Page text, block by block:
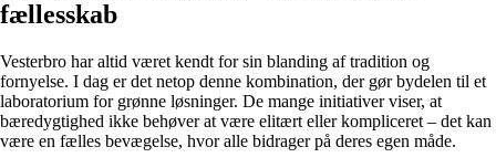
fællesskab
Vesterbro har altid været kendt for sin blanding af tradition og
fornyelse. I dag er det netop denne kombination, der gør bydelen til et
laboratorium for grønne løsninger. De mange initiativer viser, at
bæredygtighed ikke behøver at være elitært eller kompliceret – det kan
være en fælles bevægelse, hvor alle bidrager på deres egen måde.